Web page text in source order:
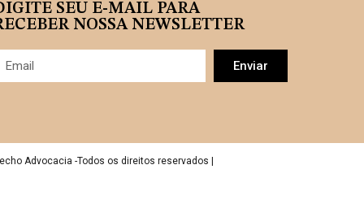
SEU E-MAIL PARA
NOSSA NEWSLETTER
Enviar
Advocacia -Todos os direitos reservados |